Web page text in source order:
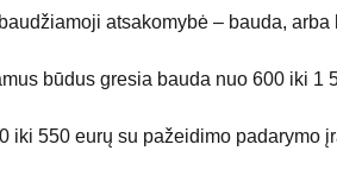
atsakomybė – bauda, arba
būdus gresia bauda nuo 600 iki 1
iki 550 eurų su pažeidimo padarymo